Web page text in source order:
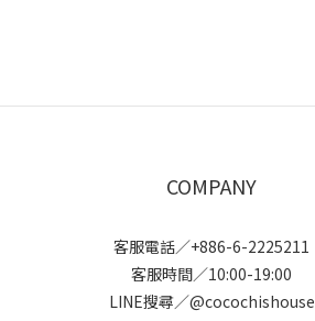
COMPANY
客服電話／+886-6-2225211
客服時間／10:00-19:00
LINE搜尋／@cocochishouse